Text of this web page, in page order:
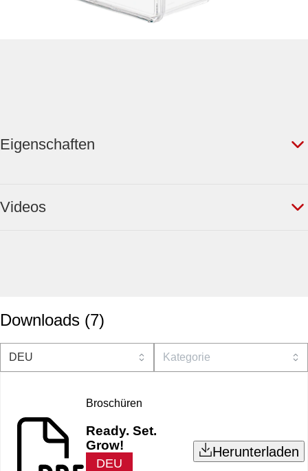
Eigenschaften
Videos
Downloads (7)
Broschüren
Ready. Set.
Grow!
DEU
Herunterladen